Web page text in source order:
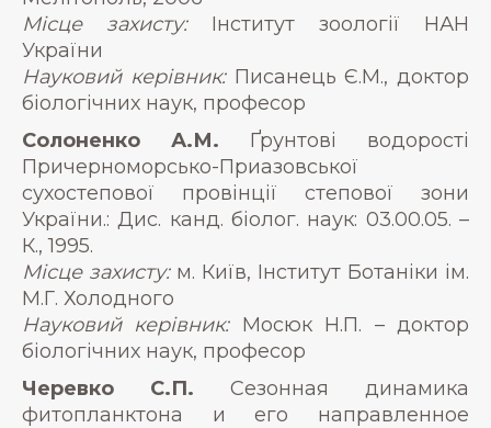
Місце захисту:Інститут зоології НАН
України
Науковий керівник:Писанець Є.М., доктор
біологічних наук, професор
Солоненко А.М. Ґрунтові водорості
Причерноморсько-Приазовської
сухостепової провінції степової зони
України.: Дис. канд. біолог. наук: 03.00.05. –
К., 1995.
Місце захисту:м. Київ, Інститут Ботаніки ім.
М.Г. Холодного
Науковий керівник:Мосюк Н.П. – доктор
біологічних наук, професор
Черевко С.П. Сезонная динамика
фитопланктона и его направленное